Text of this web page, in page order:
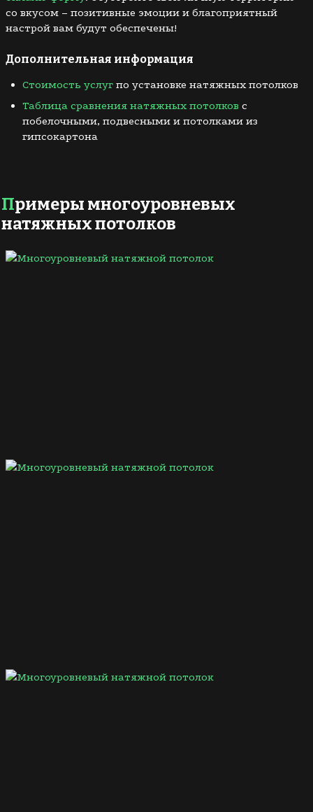
со вкусом – позитивные эмоции и благоприятный
настрой вам будут обеспечены!
Дополнительная информация
Стоимость услуг по установке натяжных потолков
Таблица сравнения натяжных потолков с
побелочными, подвесными и потолками из
гипсокартона
Примеры многоуровневых
натяжных потолков